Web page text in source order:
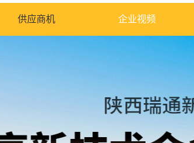
供应商机 企业视频